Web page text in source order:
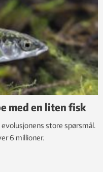
med en liten fisk
store spørsmål.
6 millioner.